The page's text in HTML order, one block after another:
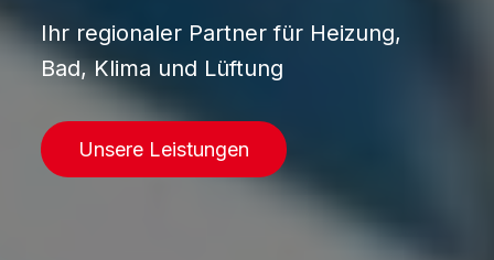
Ihr regionaler Partner für Heizung,
Bad, Klima und Lüftung
Unsere Leistungen